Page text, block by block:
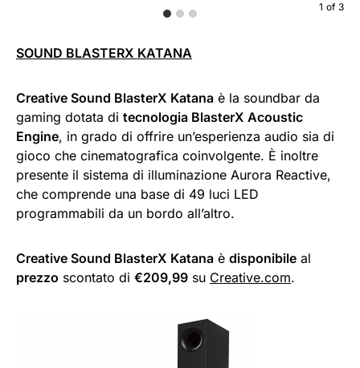
1 of 3
SOUND BLASTERX KATANA
Creative Sound BlasterX Katana è la soundbar da
gaming dotata di tecnologia BlasterX Acoustic
Engine, in grado di offrire un’esperienza audio sia di
gioco che cinematografica coinvolgente. È inoltre
presente il sistema di illuminazione Aurora Reactive,
che comprende una base di 49 luci LED
programmabili da un bordo all’altro.
Creative Sound BlasterX Katana è disponibile al
prezzo scontato di €209,99 su Creative.com.